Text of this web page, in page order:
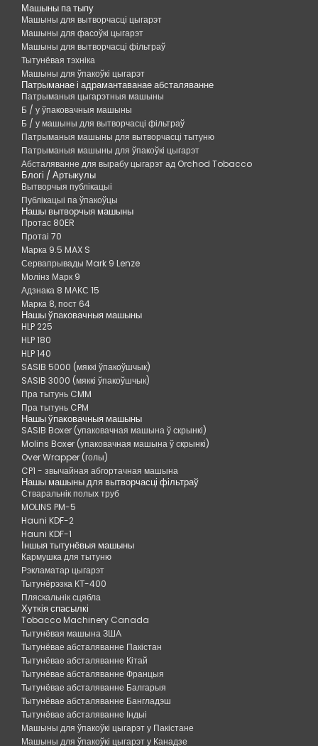
Машыны па тыпу
Машыны для вытворчасці цыгарэт
Машыны для фасоўкі цыгарэт
Машыны для вытворчасці фільтраў
Тытунёвая тэхніка
Машыны для ўпакоўкі цыгарэт
Патрыманае і адрамантаванае абсталяванне
Патрыманыя цыгарэтныя машыны
Б / у ўпаковачныя машыны
Б / у машыны для вытворчасці фільтраў
Патрыманыя машыны для вытворчасці тытуню
Патрыманыя машыны для ўпакоўкі цыгарэт
Абсталяванне для вырабу цыгарэт ад Orchod Tobacco
Блогі / Артыкулы
Вытворчыя публікацыі
Публікацыі па ўпакоўцы
Нашы вытворчыя машыны
Протас 80ER
Протаі 70
Марка 9.5 MAX S
Сервапрывады Mark 9 Lenze
Молінз Марк 9
Адзнака 8 МАКС 15
Марка 8, пост 64
Нашы ўпаковачныя машыны
HLP 225
HLP 180
HLP 140
SASIB 5000 (мяккі ўпакоўшчык)
SASIB 3000 (мяккі ўпакоўшчык)
Пра тытунь CMM
Пра тытунь CPM
Нашы ўпаковачныя машыны
SASIB Boxer (упаковачная машына ў скрынкі)
Molins Boxer (упаковачная машына ў скрынкі)
Over Wrapper (голы)
CP1 - звычайная абгортачная машына
Нашы машыны для вытворчасці фільтраў
Стваральнік полых труб
MOLINS PM-5
Hauni KDF-2
Hauni KDF-1
Іншыя тытунёвыя машыны
Кармушка для тытуню
Рэкламатар цыгарэт
Тытунёрэзка КТ-400
Пляскальнік сцябла
Хуткія спасылкі
Tobacco Machinery Canada
Тытунёвая машына ЗША
Тытунёвае абсталяванне Пакістан
Тытунёвае абсталяванне Кітай
Тытунёвае абсталяванне Францыя
Тытунёвае абсталяванне Балгарыя
Тытунёвае абсталяванне Бангладэш
Тытунёвае абсталяванне Індыі
Машыны для ўпакоўкі цыгарэт у Пакістане
Машыны для ўпакоўкі цыгарэт у Канадзе